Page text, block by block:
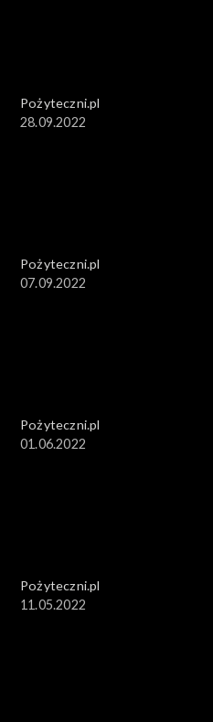
Pożyteczni.pl
28.09.2022
Pożyteczni.pl
07.09.2022
Pożyteczni.pl
01.06.2022
Pożyteczni.pl
11.05.2022